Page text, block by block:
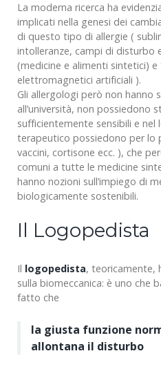
La moderna ricerca ha
implicati nella genesi dei
di questo tipo di allergie (
intolleranze, campi di disturbo
(medicine e alimenti sintetici) e
elettromagnetici artificiali ).
Gli allergologi però non
all’università, non possiedono
sufficientemente sensibili e nel
terapeutico possiedono per lo
vaccini, cortisone ecc. ), che
comuni a tutte le medicine
hanno nozioni sull’impiego di
biologicamente sostenibili.
Il Logopedista
Il logopedista, teoricamente,
sulla biomeccanica: è uno che
fatto che
la giusta funzione
allontana il disturbo